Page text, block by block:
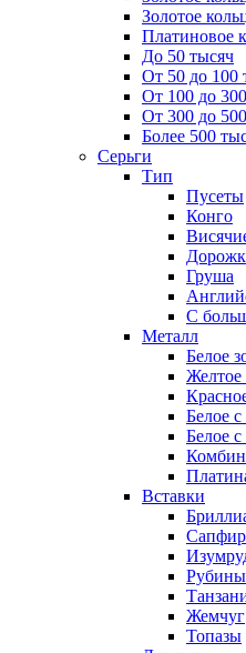
Золотое
Платиновое
До 50 тысяч
От 50 до 100
От 100 до
От 300 до
Более 500
Серьги
Тип
Пусеты
Конго
Груша
С
Металл
Белое
Желтое
Белое
Белое
Вставки
Рубины
Жемчуг
Топазы